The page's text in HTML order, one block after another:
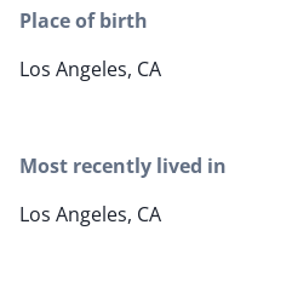
Place of birth
Los Angeles, CA
Most recently lived in
Los Angeles, CA